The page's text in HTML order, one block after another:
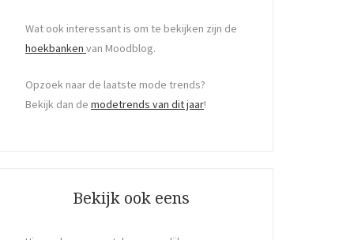
Wat ook interessant is om te bekijken zijn de
hoekbanken van Moodblog.
Opzoek naar de laatste mode trends?
Bekijk dan de modetrends van dit jaar!
Bekijk ook eens